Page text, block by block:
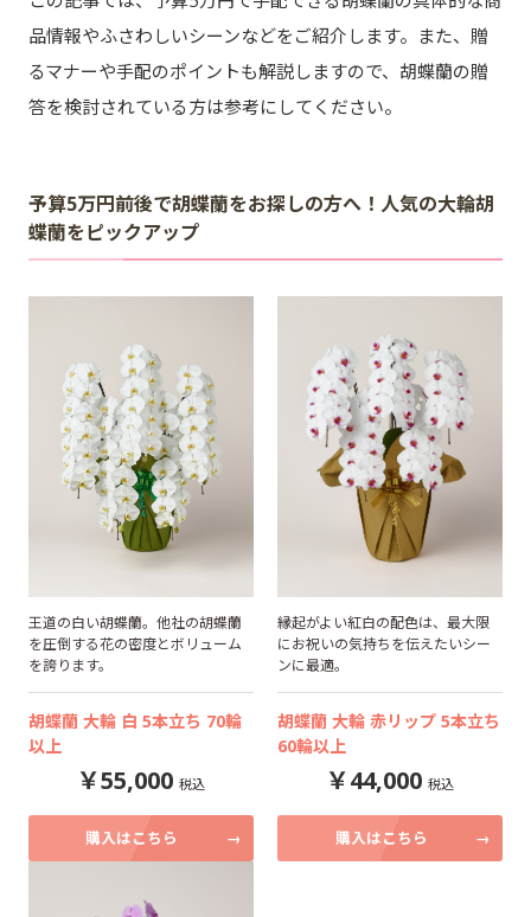
品情報やふさわしいシーンなどをご紹介します。また、贈
るマナーや手配のポイントも解説しますので、胡蝶蘭の贈
答を検討されている方は参考にしてください。
予算5万円前後で胡蝶蘭をお探しの方へ！人気の大輪胡
蝶蘭をピックアップ
王道の白い胡蝶蘭。他社の胡蝶蘭
を圧倒する花の密度とボリューム
を誇ります。
胡蝶蘭 大輪 白 5本立ち 70輪
以上
55,000
購入はこちら
縁起がよい紅白の配色は、最大限
にお祝いの気持ちを伝えたいシー
ンに最適。
胡蝶蘭 大輪 赤リップ 5本立ち
60輪以上
44,000
購入はこちら